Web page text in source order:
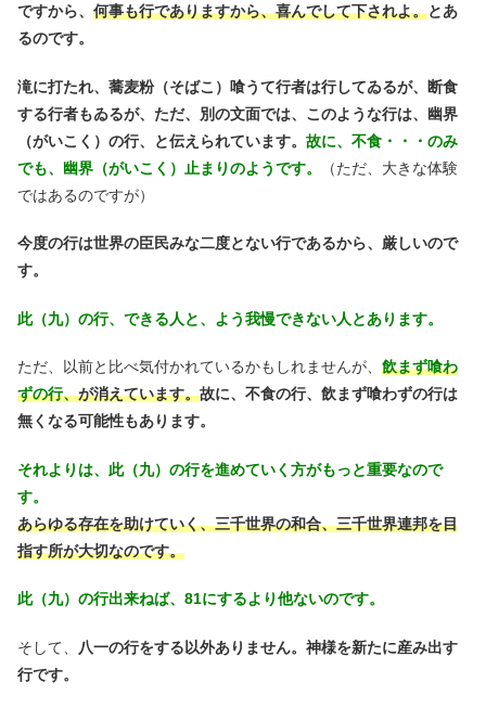
ですから、 何事も行でありますから、喜んでして下されよ。とあ
るのです。
滝に打たれ、蕎麦粉（そばこ）喰うて行者は行してゐるが、断食
する行者もゐるが、ただ、別の文面では、このような行は、幽界
（がいこく）の行、と伝えられています。 故に、不食・・・のみ
でも、幽界（がいこく）止まりのようです。
（ただ、大きな体験
ではあるのですが）
今度の行は世界の臣民みな二度とない行であるから、厳しいので
す。
此（九）の行、できる人と、よう我慢できない人とあります。
ただ、以前と比べ気付かれているかもしれませんが、 飲まず喰わ
ずの行、が消えています。故に、不食の行、飲まず喰わずの行は
無くなる可能性もあります。
それよりは、此（九）の行を進めていく方がもっと重要なので
す。
あらゆる存在を助けていく、三千世界の和合、三千世界連邦を目
指す所が大切なのです。
此（九）の行出来ねば、81にするより他ないのです。
そして、
八一の行をする以外ありません。神様を新たに産み出す
行です。